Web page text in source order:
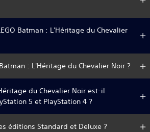
Batman : L'Héritage du Chevalier
: L'Héritage du Chevalier Noir ?
du Chevalier Noir est-il
5 et PlayStation 4 ?
éditions Standard et Deluxe ?